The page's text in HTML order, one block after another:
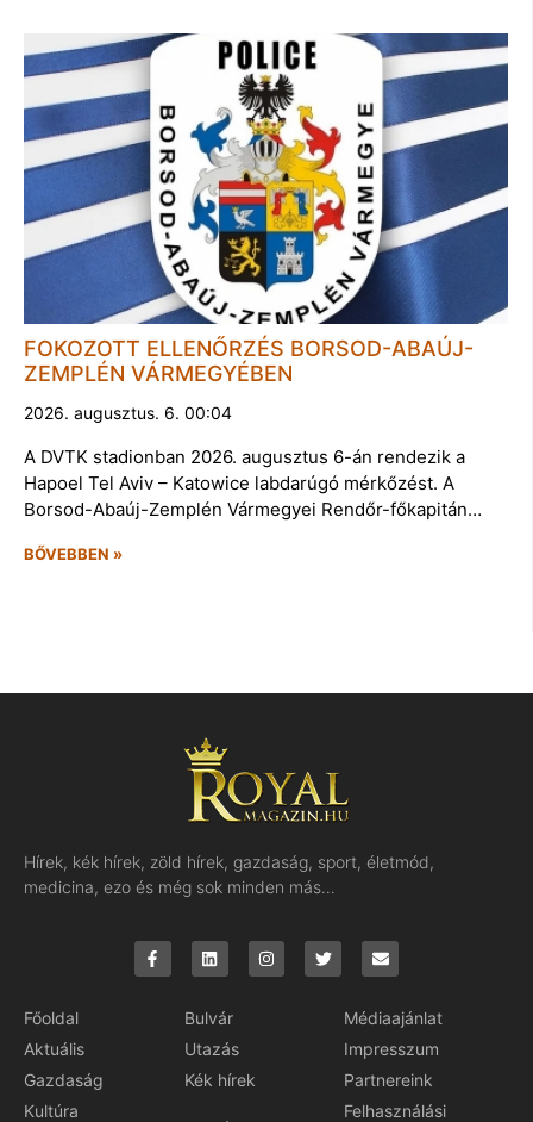
FOKOZOTT ELLENŐRZÉS BORSOD-ABAÚJ-
ZEMPLÉN VÁRMEGYÉBEN
2026. augusztus. 6. 00:04
A DVTK stadionban 2026. augusztus 6-án rendezik a
Hapoel Tel Aviv – Katowice labdarúgó mérkőzést. A
Borsod-Abaúj-Zemplén Vármegyei Rendőr-főkapitán…
BŐVEBBEN »
Hírek, kék hírek, zöld hírek, gazdaság, sport, életmód,
medicina, ezo és még sok minden más…
Főoldal
Aktuális
Gazdaság
Kultúra
Bulvár
Utazás
Kék hírek
Médiaajánlat
Impresszum
Partnereink
Felhasználási